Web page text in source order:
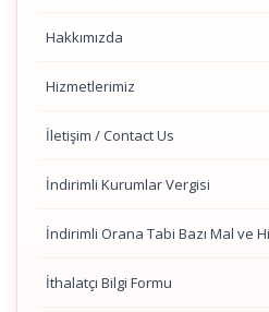
Hakkımızda
Hizmetlerimiz
İletişim / Contact Us
İndirimli Kurumlar Vergisi
İndirimli Orana Tabi Bazı Mal ve
İthalatçı Bilgi Formu